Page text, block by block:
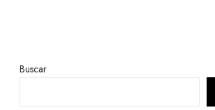
Buscar